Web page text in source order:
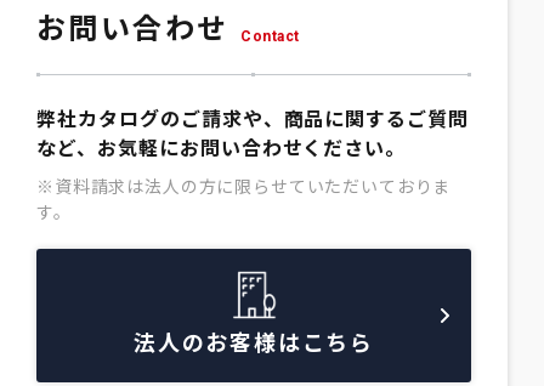
お問い合わせ Contact
弊社カタログのご請求や、商品に関するご質問
など、お気軽にお問い合わせください。
※資料請求は法人の方に限らせていただいておりま
す。
法人のお客様はこちら